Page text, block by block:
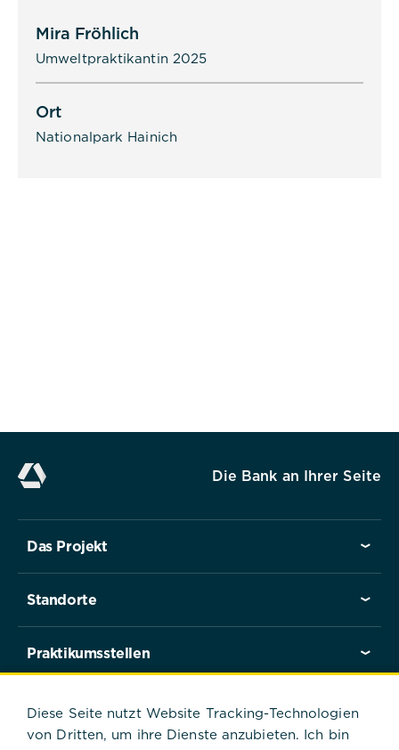
Mira Fröhlich
Umweltpraktikantin 2025
Ort
Nationalpark Hainich
Die Bank an Ihrer Seite
Das Projekt
Standorte
Praktikumsstellen
Praktikant*innen berichten
Diese Seite nutzt Website Tracking-Technologien
von Dritten, um ihre Dienste anzubieten. Ich bin
Titel:
dpconsentmanagement
Anbieter:
Cookies:
Ablehnen